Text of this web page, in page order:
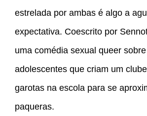
estrelada por ambas é algo a
expectativa. Coescrito por
uma comédia sexual queer
adolescentes que criam um
garotas na escola para se
paqueras.